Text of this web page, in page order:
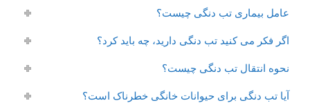
عامل بیماری تب دنگی چیست؟
اگر فکر می کنید تب دنگی دارید، چه باید کرد؟
نحوه انتقال تب دنگی چیست؟
آیا تب دنگی برای حیوانات خانگی خطرناک است؟